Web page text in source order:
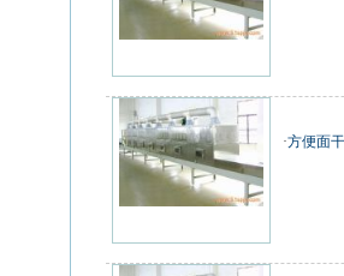
·方便面